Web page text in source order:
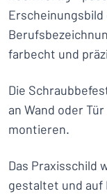
Erscheinungsbild
farbecht und
Die
an Wand oder
montieren.
Das Praxisschild
gestaltet und auf